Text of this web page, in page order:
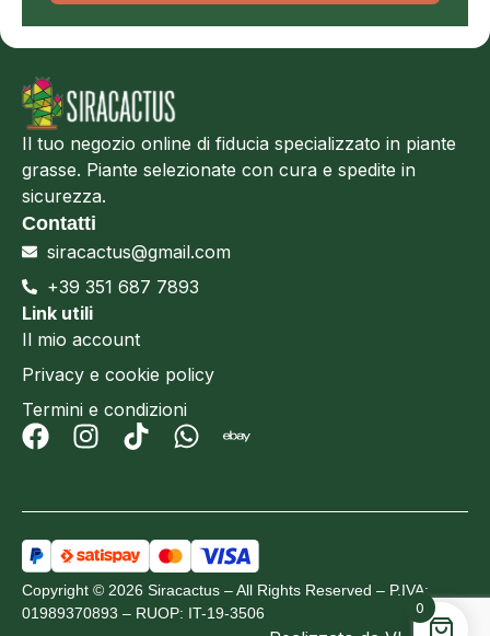
Il tuo negozio online di fiducia specializzato in piante
grasse. Piante selezionate con cura e spedite in
sicurezza.
Contatti
siracactus@gmail.com
+39 351 687 7893
Link utili
Il mio account
Privacy e cookie policy
Termini e condizioni
Copyright © 2026 Siracactus – All Rights Reserved – P.IVA:
01989370893 – RUOP: IT-19-3506
0